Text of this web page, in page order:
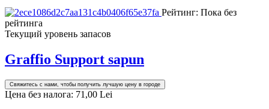
Рейтинг: Пока без
рейтинга
Текущий уровень запасов
Graffio Support sapun
Свяжитесь с нами, чтобы получить лучшую цену в городе
Цена без налога: 71,00 Lei